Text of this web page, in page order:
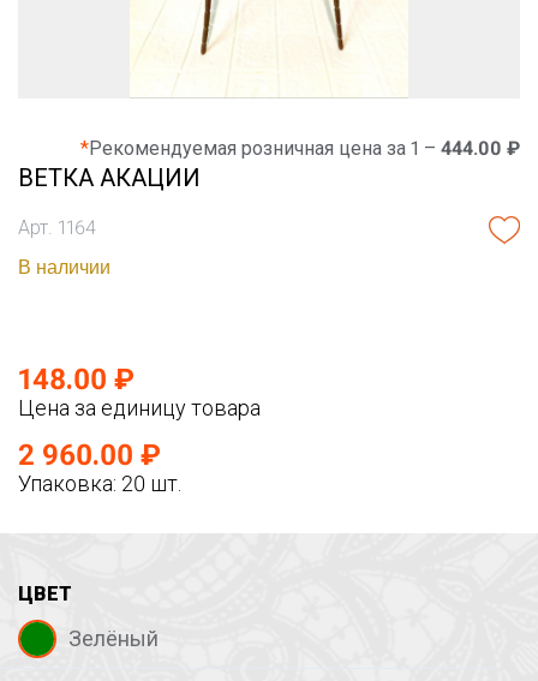
*Рекомендуемая розничная цена за 1 – 444.00 ₽
ВЕТКА АКАЦИИ
Арт. 1164
В наличии
148.00 ₽
Цена за единицу товара
2 960.00 ₽
Упаковка: 20 шт.
ЦВЕТ
Зелёный